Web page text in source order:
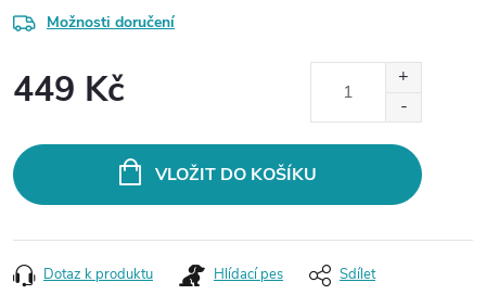
Možnosti doručení
449 Kč
VLOŽIT DO KOŠÍKU
Dotaz k produktu Hlídací pes Sdílet